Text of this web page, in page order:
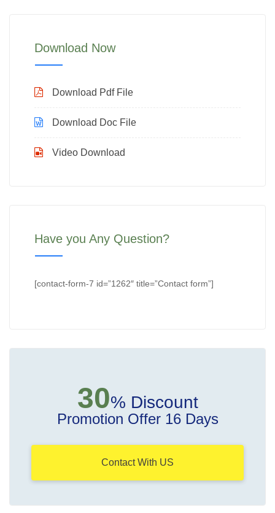
Download Now
Download Pdf File
Download Doc File
Video Download
Have you Any Question?
[contact-form-7 id=”1262″ title=”Contact form”]
30% Discount
Promotion Offer 16 Days
Contact With US